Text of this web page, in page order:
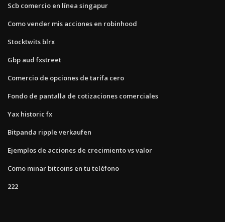
Scb comercio en línea singapur
Como vender mis acciones en robinhood
Stocktwits blrx
Gbp aud fxstreet
Comercio de opciones de tarifa cero
Fondo de pantalla de cotizaciones comerciales
Yax historic fx
Bitpanda ripple verkaufen
Ejemplos de acciones de crecimiento vs valor
Como minar bitcoins en tu teléfono
222